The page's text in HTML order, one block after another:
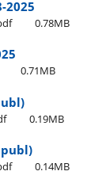
2025
0.78MB
0.71MB
0.19MB
publ)
0.14MB